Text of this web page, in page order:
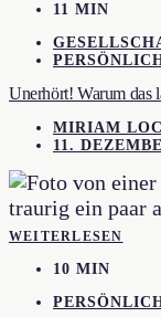
11 MIN
Unerhört! Warum das
MIRIAM
11.
WEITERLESEN
10 MIN